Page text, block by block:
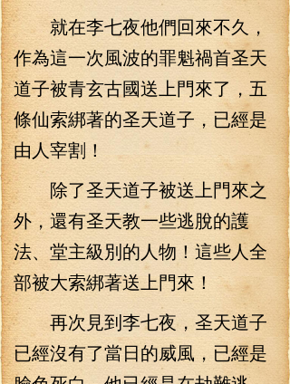
就在李七夜他們回來不久，
作為這一次風波的罪魁禍首圣天
道子被青玄古國送上門來了，五
條仙索綁著的圣天道子，已經是
由人宰割！
除了圣天道子被送上門來之
外，還有圣天教一些逃脫的護
法、堂主級別的人物！這些人全
部被大索綁著送上門來！
再次見到李七夜，圣天道子
已經沒有了當日的威風，已經是